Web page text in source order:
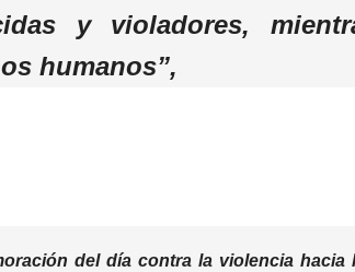
y violadores,
humanos”,
del día contra la violencia hacia